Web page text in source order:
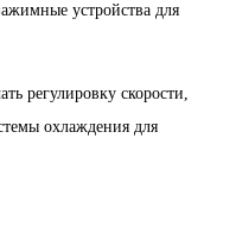
устройства для
регулировку скорости,
охлаждения для